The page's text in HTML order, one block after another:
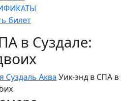
билет
в Суздале:
Аква Уик-энд в СПА в